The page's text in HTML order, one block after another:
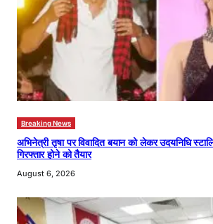
Breaking News
अभिनेत्री तृषा पर विवादित बयान को लेकर उदयनिधि
गिरफ्तार होने को तैयार
August 6, 2026